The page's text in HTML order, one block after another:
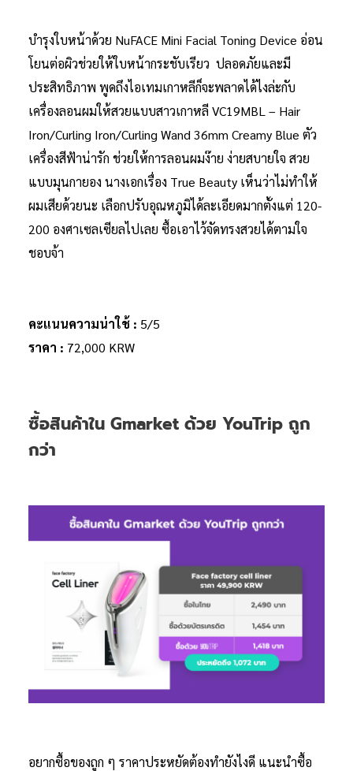
บำรุงใบหน้าด้วย NuFACE Mini Facial Toning Device อ่อน
โยนต่อผิวช่วยให้ใบหน้ากระชับเรียว ปลอดภัยและมี
ประสิทธิภาพ พูดถึงไอเทมเกาหลีก็จะพลาดได้ไงล่ะกับ
เครื่องลอนผมให้สวยแบบสาวเกาหลี VC19MBL – Hair
Iron/Curling Iron/Curling Wand 36mm Creamy Blue ตัว
เครื่องสีฟ้าน่ารัก ช่วยให้การลอนผมง๊าย ง่ายสบายใจ สวย
แบบมุนกายอง นางเอกเรื่อง True Beauty เห็นว่าไม่ทำให้
ผมเสียด้วยนะ เลือกปรับอุณหภูมิได้ละเอียดมากตั้งแต่ 120-
200 องศาเซลเซียลไปเลย ซื้อเอาไว้จัดทรงสวยได้ตามใจ
ชอบจ้า
คะแนนความน่าใช้ : 5/5
ราคา : 72,000 KRW
ซื้อสินค้าใน Gmarket ด้วย YouTrip ถูก
กว่า
อยากซื้อของถูก ๆ ราคาประหยัดต้องทำยังไงดี แนะนำซื้อ